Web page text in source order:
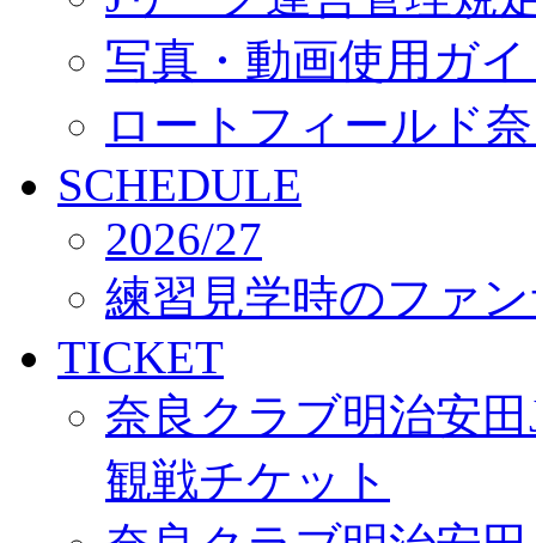
写真・動画使用ガ
ロートフィールド
SCHEDULE
2026/27
練習見学時のファ
TICKET
奈良クラブ明治安
観戦チケット